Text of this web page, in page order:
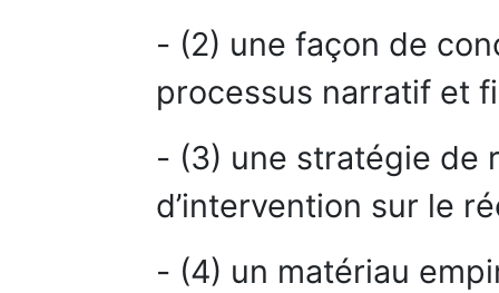
- (2) une façon de
processus narratif et
- (3) une stratégie de
d’intervention sur le
- (4) un matériau